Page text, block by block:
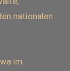
nationalen
im